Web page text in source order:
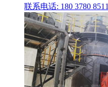
联系电话: 180 3780 8511